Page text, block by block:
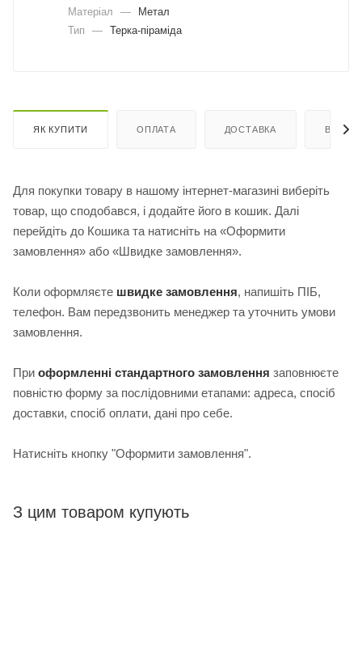
Матеріал —
Метал
Тип
— Терка-піраміда
ЯК КУПИТИ ОПЛАТА ДОСТАВКА
Для покупки товару в нашому інтернет-магазині виберіть
товар, що сподобався, і додайте його в кошик. Далі
перейдіть до Кошика та натисніть на «Оформити
замовлення» або «Швидке замовлення».
Коли оформляєте швидке замовлення, напишіть ПІБ,
телефон. Вам передзвонить менеджер та уточнить умови
замовлення.
При оформленні стандартного замовлення заповнюєте
повністю форму за послідовними етапами: адреса, спосіб
доставки, спосіб оплати, дані про себе.
Натисніть кнопку "Оформити замовлення".
З цим товаром купують